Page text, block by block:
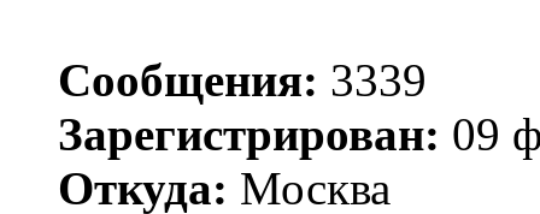
Сообщения: 3339
Зарегистрирован: 09
Откуда: Москва